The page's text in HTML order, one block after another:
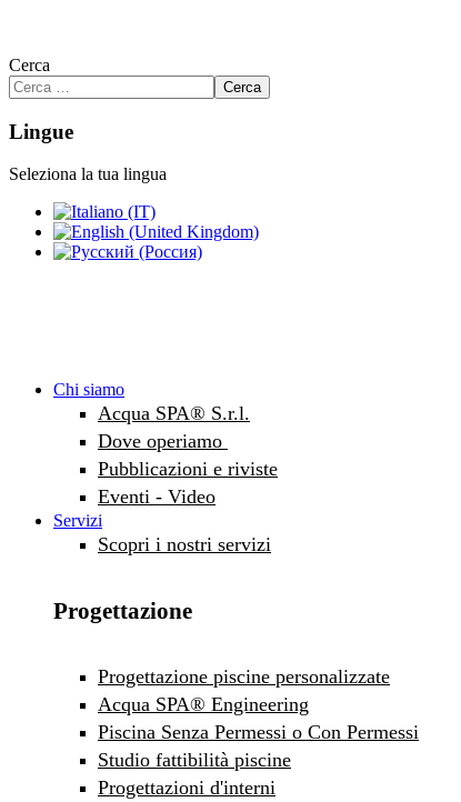
Cerca
Cerca
Lingue
Seleziona la tua lingua
Chi siamo
Acqua SPA® S.r.l.
Dove operiamo
Pubblicazioni e riviste
Eventi - Video
Servizi
Scopri i nostri servizi
Progettazione
Progettazione piscine personalizzate
Acqua SPA® Engineering
Piscina Senza Permessi o Con Permessi
Studio fattibilità piscine
Progettazioni d'interni